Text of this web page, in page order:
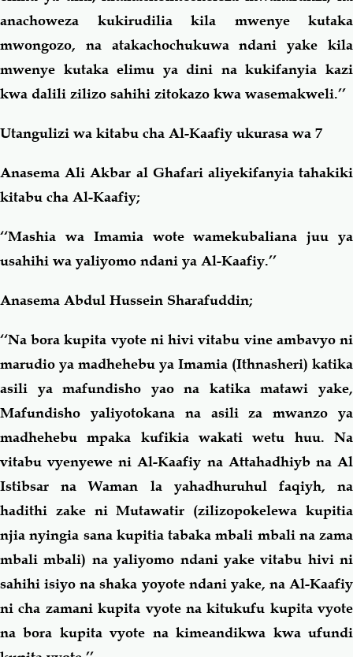
anachoweza kukirudilia kila mwenye kutaka
mwongozo, na atakachochukuwa ndani yake kila
mwenye kutaka elimu ya dini na kukifanyia kazi
kwa dalili zilizo sahihi zitokazo kwa wasemakweli.’’
Utangulizi wa kitabu cha Al-Kaafiy ukurasa wa 7
Anasema Ali Akbar al Ghafari aliyekifanyia tahakiki
kitabu cha Al-Kaafiy;
‘‘Mashia wa Imamia wote wamekubaliana juu ya
usahihi wa yaliyomo ndani ya Al-Kaafiy.’’
Anasema Abdul Hussein Sharafuddin;
‘‘Na bora kupita vyote ni hivi vitabu vine ambavyo ni
marudio ya madhehebu ya Imamia (Ithnasheri) katika
asili ya mafundisho yao na katika matawi yake,
Mafundisho yaliyotokana na asili za mwanzo ya
madhehebu mpaka kufikia wakati wetu huu. Na
vitabu vyenyewe ni Al-Kaafiy na Attahadhiyb na Al
Istibsar na Waman la yahadhuruhul faqiyh, na
hadithi zake ni Mutawatir (zilizopokelewa kupitia
njia nyingia sana kupitia tabaka mbali mbali na zama
mbali mbali) na yaliyomo ndani yake vitabu hivi ni
sahihi isiyo na shaka yoyote ndani yake, na Al-Kaafiy
ni cha zamani kupita vyote na kitukufu kupita vyote
na bora kupita vyote na kimeandikwa kwa ufundi